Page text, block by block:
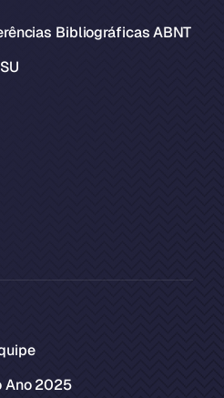
Bibliográficas ABNT
Ano 2025